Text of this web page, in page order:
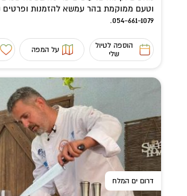
וטעם ממוקמת בהר עמשא להזמנות ופרטים
054-661-1079.
הוספה לטיול
שלי
על המפה
דרום ים המלח